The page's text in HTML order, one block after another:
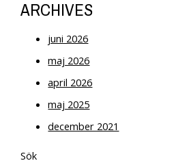
ARCHIVES
juni 2026
maj 2026
april 2026
maj 2025
december 2021
Sök